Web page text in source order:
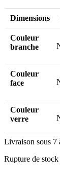
Dimensions
Couleur
branche
Couleur
face
Couleur
verre
Livraison sous 7
Rupture de stock